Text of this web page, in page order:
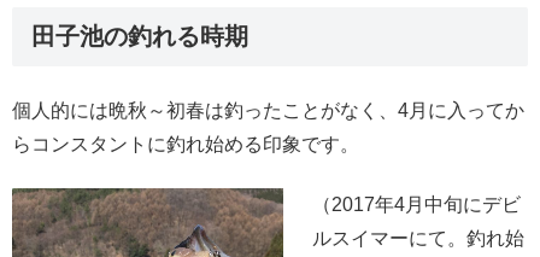
田子池の釣れる時期
個人的には晩秋～初春は釣ったことがなく、4月に入ってか
らコンスタントに釣れ始める印象です。
（2017年4月中旬にデビ
ルスイマーにて。釣れ始